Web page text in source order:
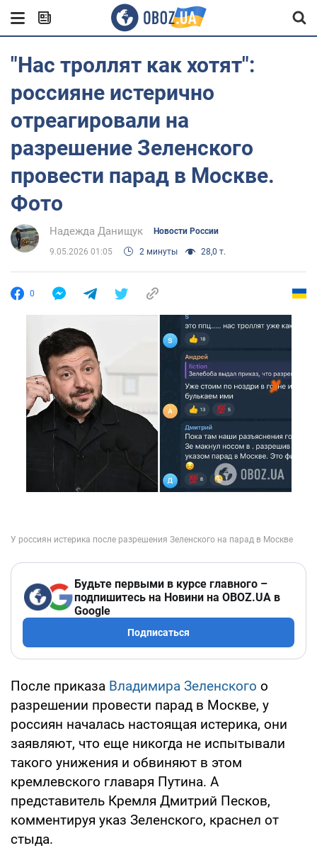
"Нас троллят как хотят":
россияне истерично
отреагировали на
разрешение Зеленского
провести парад в Москве.
Фото
Надежда Данищук Новости России
9.05.2026 01:05 2 минуты 28,0 т.
0
Будьте первыми в курсе главного –
подпишитесь на Новини на OBOZ.UA в
Google
Подписаться
После приказа Владимира Зеленского о
разрешении провести парад в Москве, у
россиян началась настоящая истерика, они
заявляют, что еще никогда не испытывали
такого унижения и обвиняют в этом
кремлевского главаря Путина. А
представитель Кремля Дмитрий Песков,
комментируя указ Зеленского, краснел от
стыда.